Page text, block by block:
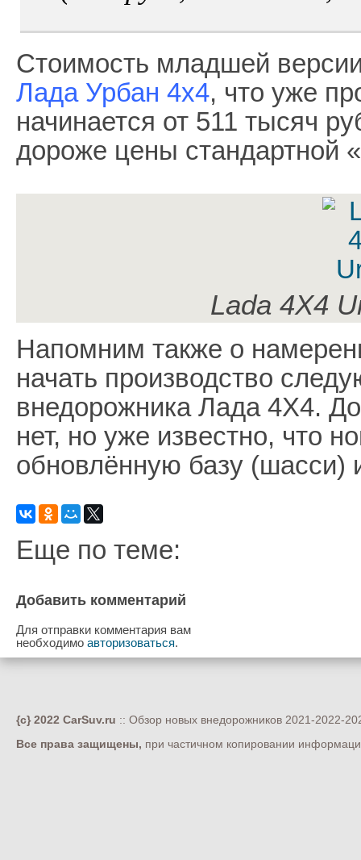
Стоимость младшей
Лада Урбан 4х4, что уже
начинается от 511 тысяч
дороже цены стандартной
Lada 4Х4
Напомним также о
начать производство
внедорожника Лада 4Х4.
нет, но уже известно, что
обновлённую базу (шасси)
Еще по теме:
Добавить комментарий
Для отправки комментария вам
необходимо авторизоваться.
{c} 2022 CarSuv.ru :: Обзор новых внедорожников 2021-2022-
Все права защищены, при частичном копировании